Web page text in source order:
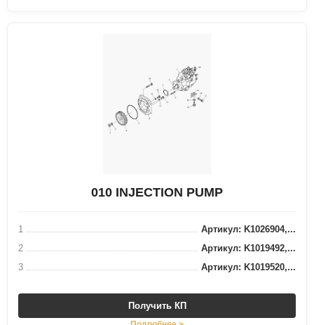
010 INJECTION PUMP
1
Артикул: K1026904,...
2
Артикул: K1019492,...
3
Артикул: K1019520,...
Получить КП